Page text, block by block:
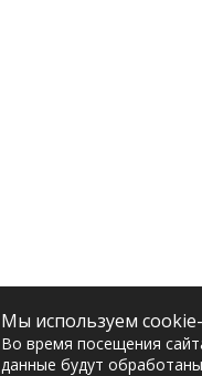
Мы используем
Во время посещения
данные будут